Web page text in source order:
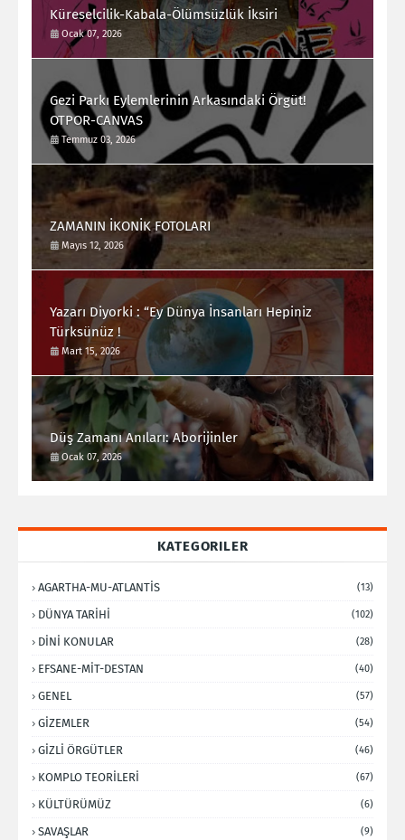
Küreselcilik-Kabala-Ölümsüzlük İksiri
Ocak 07, 2026
Gezi Parkı Eylemlerinin Arkasındaki Örgüt!
OTPOR-CANVAS
Temmuz 03, 2026
ZAMANIN İKONİK FOTOLARI
Mayıs 12, 2026
Yazarı Diyorki : “Ey Dünya İnsanları Hepiniz
Türksünüz !
Mart 15, 2026
Düş Zamanı Anıları: Aborijinler
Ocak 07, 2026
KATEGORILER
AGARTHA-MU-ATLANTİS (13)
DÜNYA TARİHİ (102)
DİNİ KONULAR (28)
EFSANE-MİT-DESTAN (40)
GENEL (57)
GİZEMLER (54)
GİZLİ ÖRGÜTLER (46)
KOMPLO TEORİLERİ (67)
KÜLTÜRÜMÜZ (6)
SAVAŞLAR (9)